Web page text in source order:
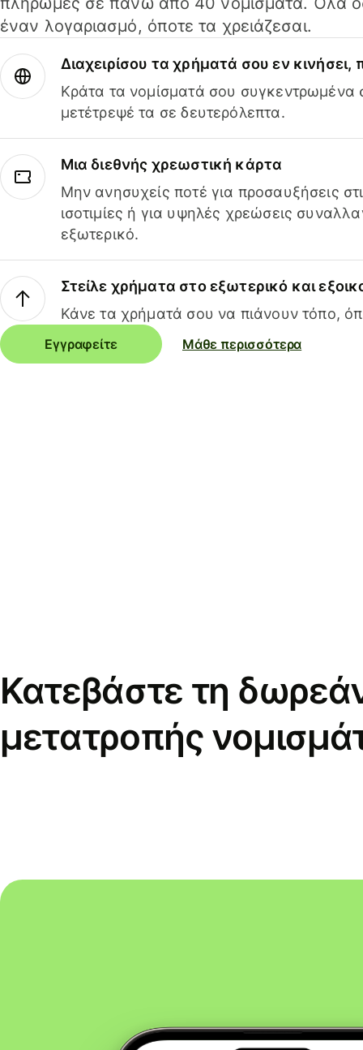
έναν λογαριασμό, όποτε τα χρειάζεσαι.
Διαχειρίσου τα χρήματά σου εν
Κράτα τα νομίσματά σου συγκεντρωμένα
μετέτρεψέ τα σε δευτερόλεπτα.
Μια διεθνής χρεωστική κάρτα
Μην ανησυχείς ποτέ για προσαυξήσεις
ισοτιμίες ή για υψηλές χρεώσεις
εξωτερικό.
Στείλε χρήματα στο εξωτερικό και
Κάνε τα χρήματά σου να πιάνουν τόπο,
Εγγραφείτε Μάθε περισσότερα
Κατεβάστε τη
μετατροπής